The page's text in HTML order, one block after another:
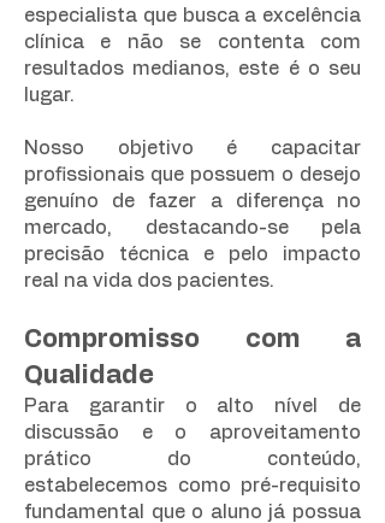
especialista que busca a excelência
clínica e não se contenta com
resultados medianos, este é o seu
lugar.
Nosso objetivo é capacitar
profissionais que possuem o desejo
genuíno de fazer a diferença no
mercado, destacando-se pela
precisão técnica e pelo impacto
real na vida dos pacientes.
Compromisso com a
Qualidade
Para garantir o alto nível de
discussão e o aproveitamento
prático do conteúdo,
estabelecemos como pré-requisito
fundamental que o aluno já possua